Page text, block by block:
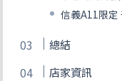
信義A11限定
總結
店家資訊